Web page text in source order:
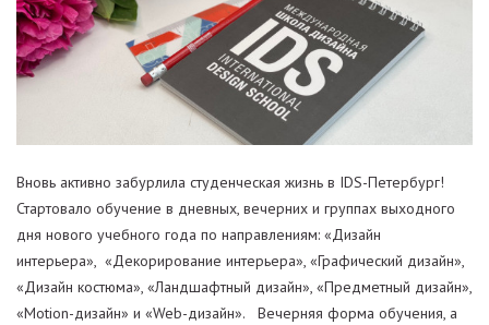
Вновь активно забурлила студенческая жизнь в IDS-Петербург!
Стартовало обучение в дневных, вечерних и группах выходного
дня нового учебного года по направлениям: «Дизайн
интерьера», «Декорирование интерьера», «Графический дизайн»,
«Дизайн костюма», «Ландшафтный дизайн», «Предметный дизайн»,
«Motion-дизайн» и «Web-дизайн». Вечерняя форма обучения, а